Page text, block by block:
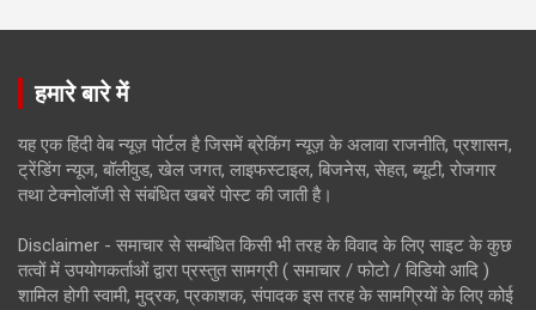
हमारे बारे में
यह एक हिंदी वेब न्यूज़ पोर्टल है जिसमें ब्रेकिंग न्यूज़ के अलावा राजनीति, प्रशासन,
ट्रेंडिंग न्यूज, बॉलीवुड, खेल जगत, लाइफस्टाइल, बिजनेस, सेहत, ब्यूटी, रोजगार
तथा टेक्नोलॉजी से संबंधित खबरें पोस्ट की जाती है।
Disclaimer - समाचार से सम्बंधित किसी भी तरह के विवाद के लिए साइट के कुछ
तत्वों में उपयोगकर्ताओं द्वारा प्रस्तुत सामग्री ( समाचार / फोटो / विडियो आदि )
शामिल होगी स्वामी, मुद्रक, प्रकाशक, संपादक इस तरह के सामग्रियों के लिए कोई